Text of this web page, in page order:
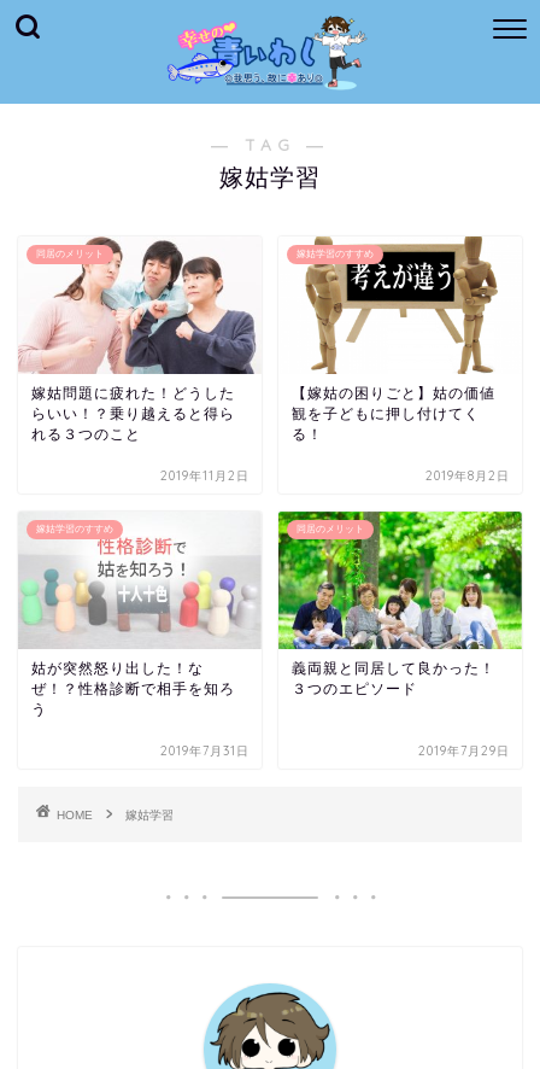
― TAG ―
嫁姑学習
同居のメリット
嫁姑問題に疲れた！どうした
らいい！？乗り越えると得ら
れる３つのこと
2019年11月2日
嫁姑学習のすすめ
【嫁姑の困りごと】姑の価値
観を子どもに押し付けてく
る！
2019年8月2日
嫁姑学習のすすめ
姑が突然怒り出した！な
ぜ！？性格診断で相手を知ろ
う
2019年7月31日
同居のメリット
義両親と同居して良かった！
３つのエピソード
2019年7月29日
HOME 嫁姑学習